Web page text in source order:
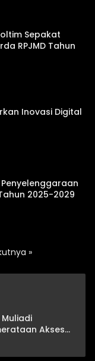
Sepakat
RPJMD Tahun
Inovasi Digital
2025-2029
»
Akses
Anak Sulut